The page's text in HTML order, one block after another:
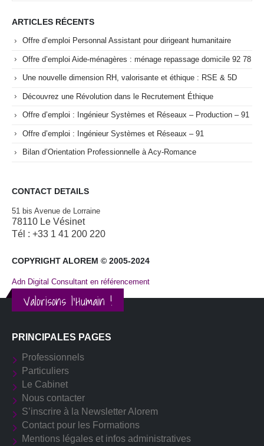
ARTICLES RÉCENTS
Offre d’emploi Personnal Assistant pour dirigeant humanitaire
Offre d’emploi Aide-ménagères : ménage repassage domicile 92 78
Une nouvelle dimension RH, valorisante et éthique : RSE & 5D
Découvrez une Révolution dans le Recrutement Éthique
Offre d’emploi : Ingénieur Systèmes et Réseaux – Production – 91
Offre d’emploi : Ingénieur Systèmes et Réseaux – 91
Bilan d’Orientation Professionnelle à Acy-Romance
CONTACT DETAILS
51 bis Avenue de Lorraine
78110 Le Vésinet
Tél : +33 1 41 200 220
COPYRIGHT ALOREM © 2005-2024
Adn Digital Consultant en référencement
Valorisons l'Humain !
PRINCIPALES PAGES
Professionnels
Particuliers
Le Cabinet
Nous contacter
S’inscrire à la Newsletter Alorem
Contact pour les Formations
Mentions légales et infos administratives